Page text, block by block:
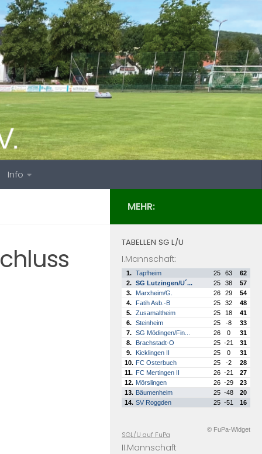
Info
MEHR:
TABELLEN SG L/U
I.Mannschaft:
1. Tapfheim 25 63
62
2.
SG Lutzingen/U´... 25 38
57
3.
Marxheim/G. 26 29
54
4.
Fatih Asb.-B 25 32
48
5.
Zusamaltheim 25 18
41
6.
Steinheim 25 -8
33
7.
SG Mödingen/Fin... 26 0
31
8.
Brachstadt-O 25 -21
31
9.
Kicklingen II 25 0
31
10. FC Osterbuch 25 -2
28
11. FC Mertingen II 26 -21
27
12. Mörslingen 26 -29
23
13. Bäumenheim 25 -48
20
14. SV Roggden 25 -51 16
© FuPa-Widget
SGL/U auf FuPa
II.Mannschaft